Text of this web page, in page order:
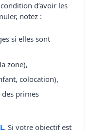
d’avoir les
notez :
si elles sont
zone),
colocation),
des primes
. Si votre objectif est